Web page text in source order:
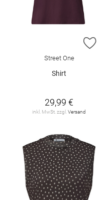
Street One
Shirt
29,99 €
inkl. MwSt. zzgl. Versand